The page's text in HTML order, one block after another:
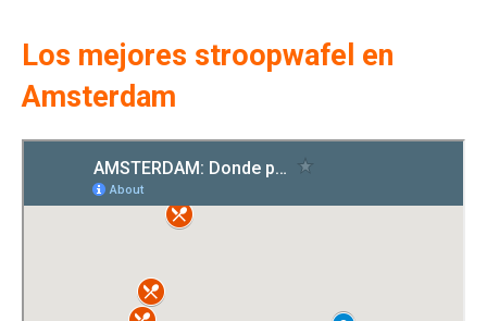
Los mejores stroopwafel en
Amsterdam